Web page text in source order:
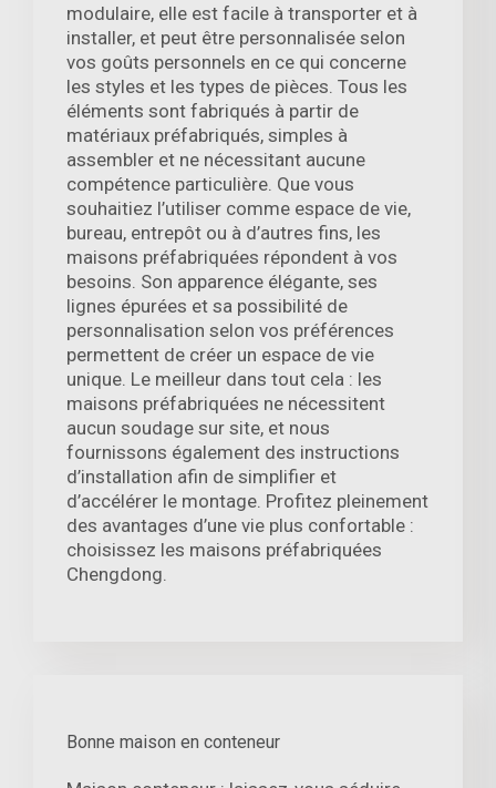
modulaire, elle est facile à transporter et à
installer, et peut être personnalisée selon
vos goûts personnels en ce qui concerne
les styles et les types de pièces. Tous les
éléments sont fabriqués à partir de
matériaux préfabriqués, simples à
assembler et ne nécessitant aucune
compétence particulière. Que vous
souhaitiez l’utiliser comme espace de vie,
bureau, entrepôt ou à d’autres fins, les
maisons préfabriquées répondent à vos
besoins. Son apparence élégante, ses
lignes épurées et sa possibilité de
personnalisation selon vos préférences
permettent de créer un espace de vie
unique. Le meilleur dans tout cela : les
maisons préfabriquées ne nécessitent
aucun soudage sur site, et nous
fournissons également des instructions
d’installation afin de simplifier et
d’accélérer le montage. Profitez pleinement
des avantages d’une vie plus confortable :
choisissez les maisons préfabriquées
Chengdong.
Bonne maison en conteneur